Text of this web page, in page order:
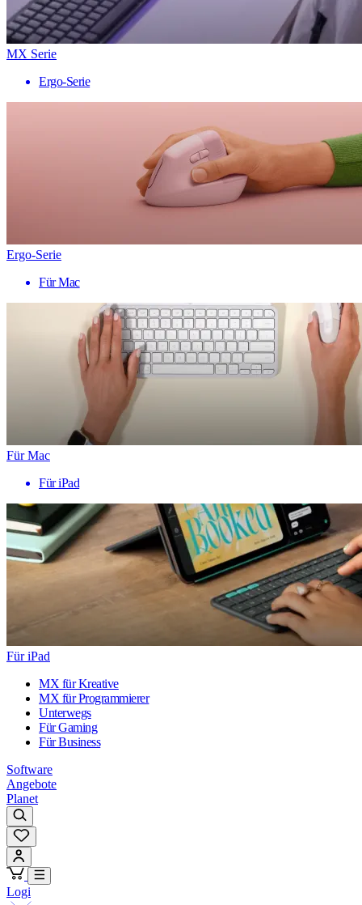
MX Serie
Ergo-Serie
Ergo-Serie
Für Mac
Für Mac
Für iPad
Für iPad
MX für Kreative
MX für Programmierer
Unterwegs
Für Gaming
Für Business
Software
Angebote
Planet
Logi